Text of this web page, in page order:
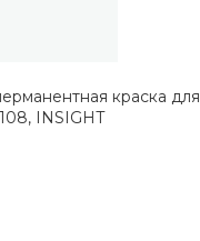
краска для
INSIGHT